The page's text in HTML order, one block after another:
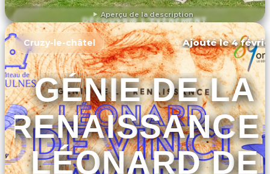
Aperçu de la description
DÉCOUVRIR L'ÉVÉNEMENT
Cruzy-le-châtel Ajouté le 4
GÉNIE DE LA
RENAISSANCE
LÉONARD DE